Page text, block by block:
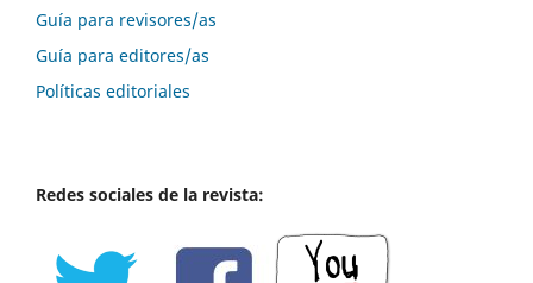
Guía para revisores/as
Guía para editores/as
Políticas editoriales
Redes sociales de la revista: